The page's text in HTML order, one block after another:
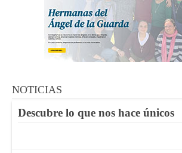
NOTICIAS
Descubre lo que nos hace únicos